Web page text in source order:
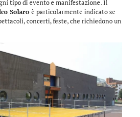
tipo di evento e manifestazione. Il
Solaro è particolarmente indicato se
concerti, feste, che richiedono un